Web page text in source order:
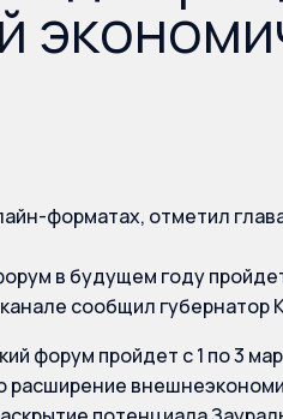
форматах, отметил
в будущем году
сообщил губернатор
форум пройдет с 1 по 3
расширение